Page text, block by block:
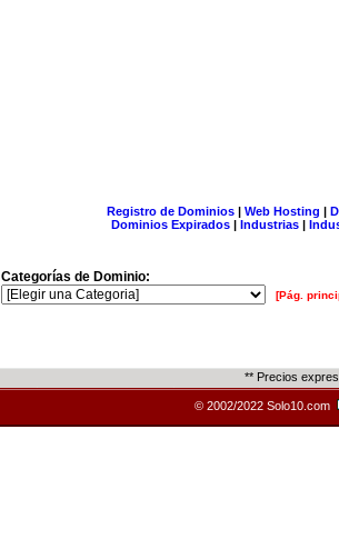
Registro de Dominios| Web Hosting |
Dominios Expirados | Industrias |
Categorías de Dominio:
[Pág.
** Precios
© 2002/2022 Solo10.com